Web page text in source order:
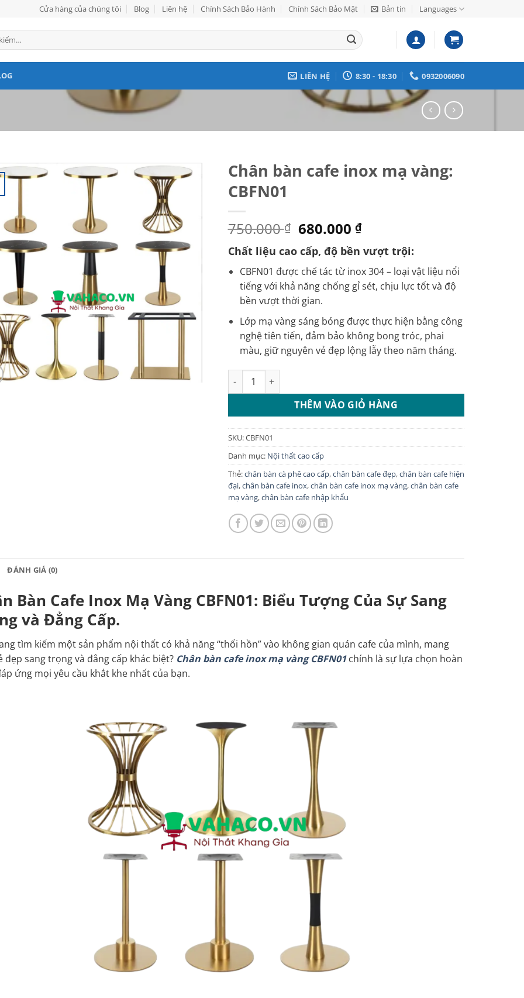
Cửa hàng của chúng tôi Blog Liên hệ Chính Sách Bảo Hành Chính Sách Bảo Mật Bản tin Languages
LIÊN HỆ 8:30 - 18:30 0932006090
Chân bàn cafe inox mạ vàng:
CBFN01
750.000₫ Giá
gốc
là:
750.000 ₫.
680.000 ₫Giá
tại
là:
680.000 ₫.
Chất liệu cao cấp, độ bền vượt trội:
CBFN01 được chế tác từ inox 304 – loại vật liệu nổi
tiếng với khả năng chống gỉ sét, chịu lực tốt và độ
bền vượt thời gian.
Lớp mạ vàng sáng bóng được thực hiện bằng công
nghệ tiên tiến, đảm bảo không bong tróc, phai
màu, giữ nguyên vẻ đẹp lộng lẫy theo năm tháng.
Chân bàn cafe inox mạ vàng: CBFN01 số lượng
THÊM VÀO GIỎ HÀNG
SKU:CBFN01
Danh mục: Nội thất cao cấp
Thẻ:chân bàn cà phê cao cấp,chân bàn cafe đẹp,chân bàn cafe hiện
đại,chân bàn cafe inox,chân bàn cafe inox mạ vàng,chân bàn cafe
mạ vàng,chân bàn cafe nhập khẩu
ĐÁNH GIÁ (0)
Bàn Cafe Inox Mạ Vàng CBFN01: Biểu Tượng Của Sự Sang
và Đẳng Cấp.
tìm kiếm một sản phẩm nội thất có khả năng “thổi hồn” vào không gian quán cafe của mình, mang
đẹp sang trọng và đẳng cấp khác biệt? Chân bàn cafe inox mạ vàng CBFN01chính là sự lựa chọn hoàn
ứng mọi yêu cầu khắt khe nhất của bạn.